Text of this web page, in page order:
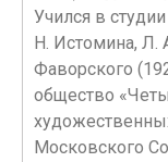
Учился в
Н. Истомина, Л.
Фаворского
общество
Московского